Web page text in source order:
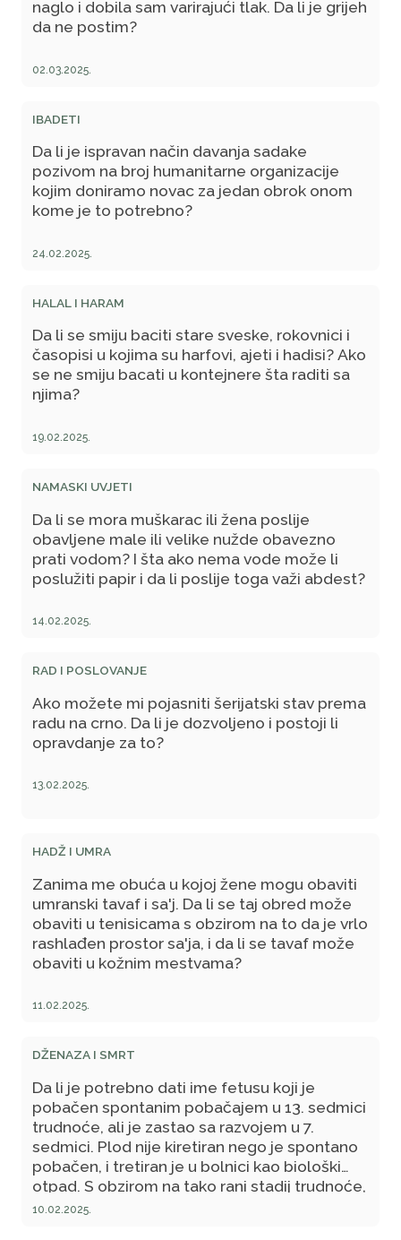
naglo i dobila sam varirajući tlak. Da li je grijeh
da ne postim?
02.03.2025.
IBADETI
Da li je ispravan način davanja sadake
pozivom na broj humanitarne organizacije
kojim doniramo novac za jedan obrok onom
kome je to potrebno?
24.02.2025.
HALAL I HARAM
Da li se smiju baciti stare sveske, rokovnici i
časopisi u kojima su harfovi, ajeti i hadisi? Ako
se ne smiju bacati u kontejnere šta raditi sa
njima?
19.02.2025.
NAMASKI UVJETI
Da li se mora muškarac ili žena poslije
obavljene male ili velike nužde obavezno
prati vodom? I šta ako nema vode može li
poslužiti papir i da li poslije toga važi abdest?
14.02.2025.
RAD I POSLOVANJE
Ako možete mi pojasniti šerijatski stav prema
radu na crno. Da li je dozvoljeno i postoji li
opravdanje za to?
13.02.2025.
HADŽ I UMRA
Zanima me obuća u kojoj žene mogu obaviti
umranski tavaf i sa'j. Da li se taj obred može
obaviti u tenisicama s obzirom na to da je vrlo
rashlađen prostor sa'ja, i da li se tavaf može
obaviti u kožnim mestvama?
11.02.2025.
DŽENAZA I SMRT
Da li je potrebno dati ime fetusu koji je
pobačen spontanim pobačajem u 13. sedmici
trudnoće, ali je zastao sa razvojem u 7.
sedmici. Plod nije kiretiran nego je spontano
pobačen, i tretiran je u bolnici kao biološki
otpad. S obzirom na tako rani stadij trudnoće,
nismo bili u mogućnosti znati da li je bio
10.02.2025.